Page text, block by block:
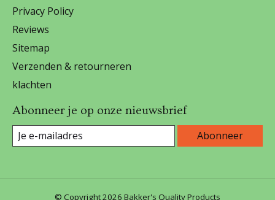
Privacy Policy
Reviews
Sitemap
Verzenden & retourneren
klachten
Abonneer je op onze nieuwsbrief
Abonneer
© Copyright 2026 Bakker's Quality Products